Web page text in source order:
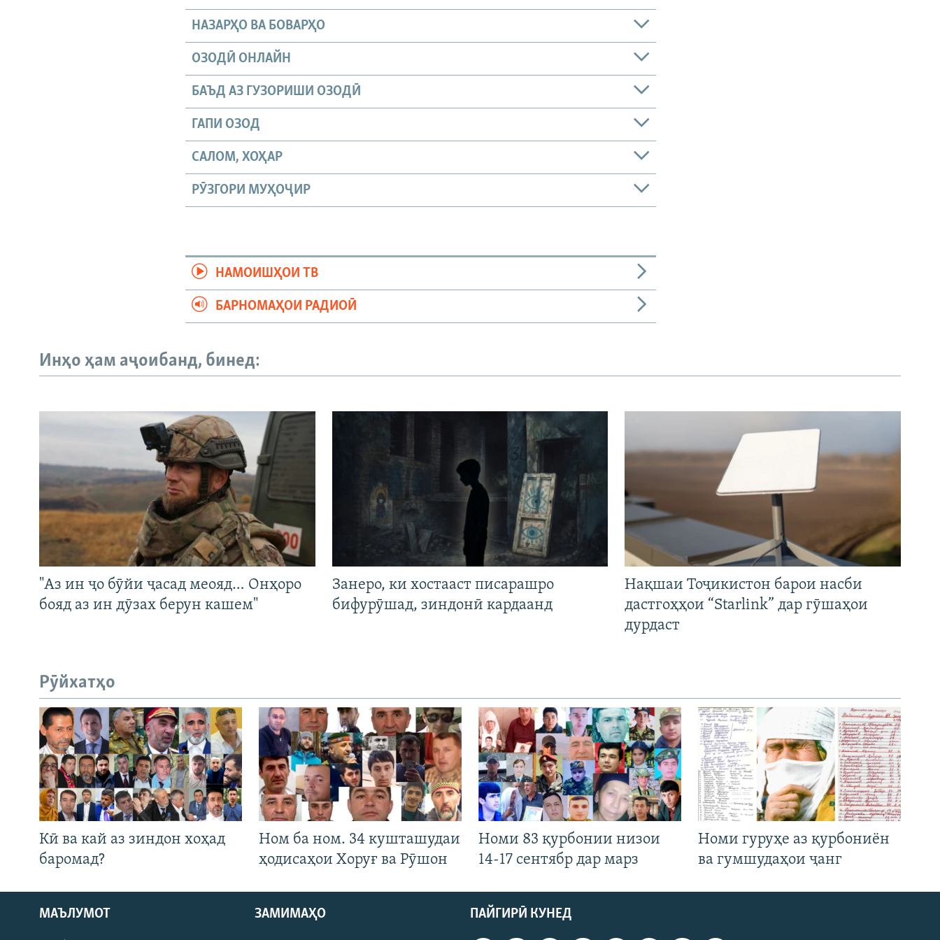
Русский
НАЗАРҲО ВА БОВАРҲО
ОЗОДӢ ОНЛАЙН
БАЪД АЗ ГУЗОРИШИ ОЗОДӢ
ГАПИ ОЗОД
САЛОМ, ХОҲАР
РӮЗГОРИ МУҲОҶИР
НАМОИШҲОИ ТВ
БАРНОМАҲОИ РАДИОӢ
Инҳо ҳам аҷоибанд, бинед:
"Аз ин ҷо бӯйи ҷасад меояд… Онҳоро
бояд аз ин дӯзах берун кашем"
Занеро, ки хостааст писарашро
бифурӯшад, зиндонӣ кардаанд
Нақшаи Тоҷикистон барои насби
дастгоҳҳои “Starlink” дар гӯшаҳои
дурдаст
Рӯйхатҳо
Кӣ ва кай аз зиндон хоҳад
баромад?
Ном ба ном. 34 кушташудаи
ҳодисаҳои Хоруғ ва Рӯшон
Номи 83 қурбонии низои
14-17 сентябр дар марз
Номи гуруҳе аз қурбониён
ва гумшудаҳои ҷанг
ПАЙГИРӢ КУНЕД
МАЪЛУМОТ ЗАМИМАҲО